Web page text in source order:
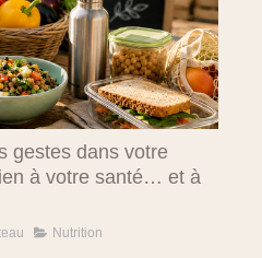
gestes dans votre
à votre santé… et à
Nutrition